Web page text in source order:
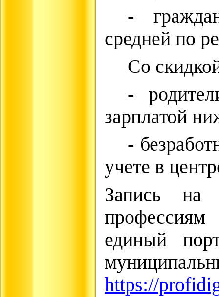
-
средней по
Со
-
зарплатой
-
учете в
Запись
профессиям
единый
https://